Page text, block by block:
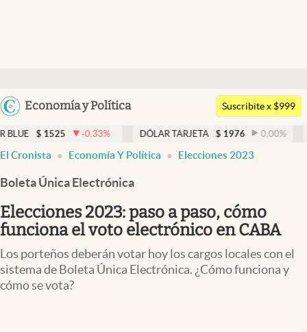
Argentina
Uruguay
Economía y Política
Members
Economía y Política
Finanzas y Mercados
Mercados Online
Negocios
Columnistas
Apertura
Suscribite x $999
-0.33% DÓLAR TARJETA $ 1976 0.00% DÓLAR
El Cronista Economía Y Política Elecciones 2023
Boleta Única Electrónica
Elecciones 2023: paso a paso, cómo
funciona el voto electrónico en CABA
Los porteños deberán votar hoy los cargos locales con el
sistema de Boleta Única Electrónica. ¿Cómo funciona y
cómo se vota?